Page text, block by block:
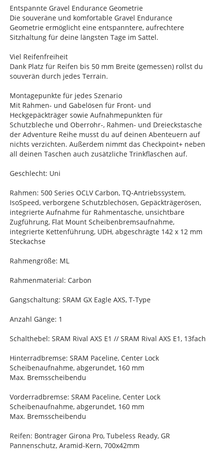
Entspannte Gravel Endurance Geometrie
Die souveräne und komfortable Gravel Endurance
Geometrie ermöglicht eine entspanntere, aufrechtere
Sitzhaltung für deine längsten Tage im Sattel.
Viel Reifenfreiheit
Dank Platz für Reifen bis 50 mm Breite (gemessen) rollst du
souverän durch jedes Terrain.
Montagepunkte für jedes Szenario
Mit Rahmen- und Gabelösen für Front- und
Heckgepäckträger sowie Aufnahmepunkten für
Schutzbleche und Oberrohr-, Rahmen- und Dreieckstasche
der Adventure Reihe musst du auf deinen Abenteuern auf
nichts verzichten. Außerdem nimmt das Checkpoint+ neben
all deinen Taschen auch zusätzliche Trinkflaschen auf.
Geschlecht: Uni
Rahmen: 500 Series OCLV Carbon, TQ-Antriebssystem,
IsoSpeed, verborgene Schutzblechösen, Gepäckträgerösen,
integrierte Aufnahme für Rahmentasche, unsichtbare
Zugführung, Flat Mount Scheibenbremsaufnahme,
integrierte Kettenführung, UDH, abgeschrägte 142 x 12 mm
Steckachse
Rahmengröße: ML
Rahmenmaterial: Carbon
Gangschaltung: SRAM GX Eagle AXS, T-Type
Anzahl Gänge: 1
Schalthebel: SRAM Rival AXS E1 // SRAM Rival AXS E1, 13fach
Hinterradbremse: SRAM Paceline, Center Lock
Scheibenaufnahme, abgerundet, 160 mm
Max. Bremsscheibendu
Vorderradbremse: SRAM Paceline, Center Lock
Scheibenaufnahme, abgerundet, 160 mm
Max. Bremsscheibendu
Reifen: Bontrager Girona Pro, Tubeless Ready, GR
Pannenschutz, Aramid-Kern, 700x42mm